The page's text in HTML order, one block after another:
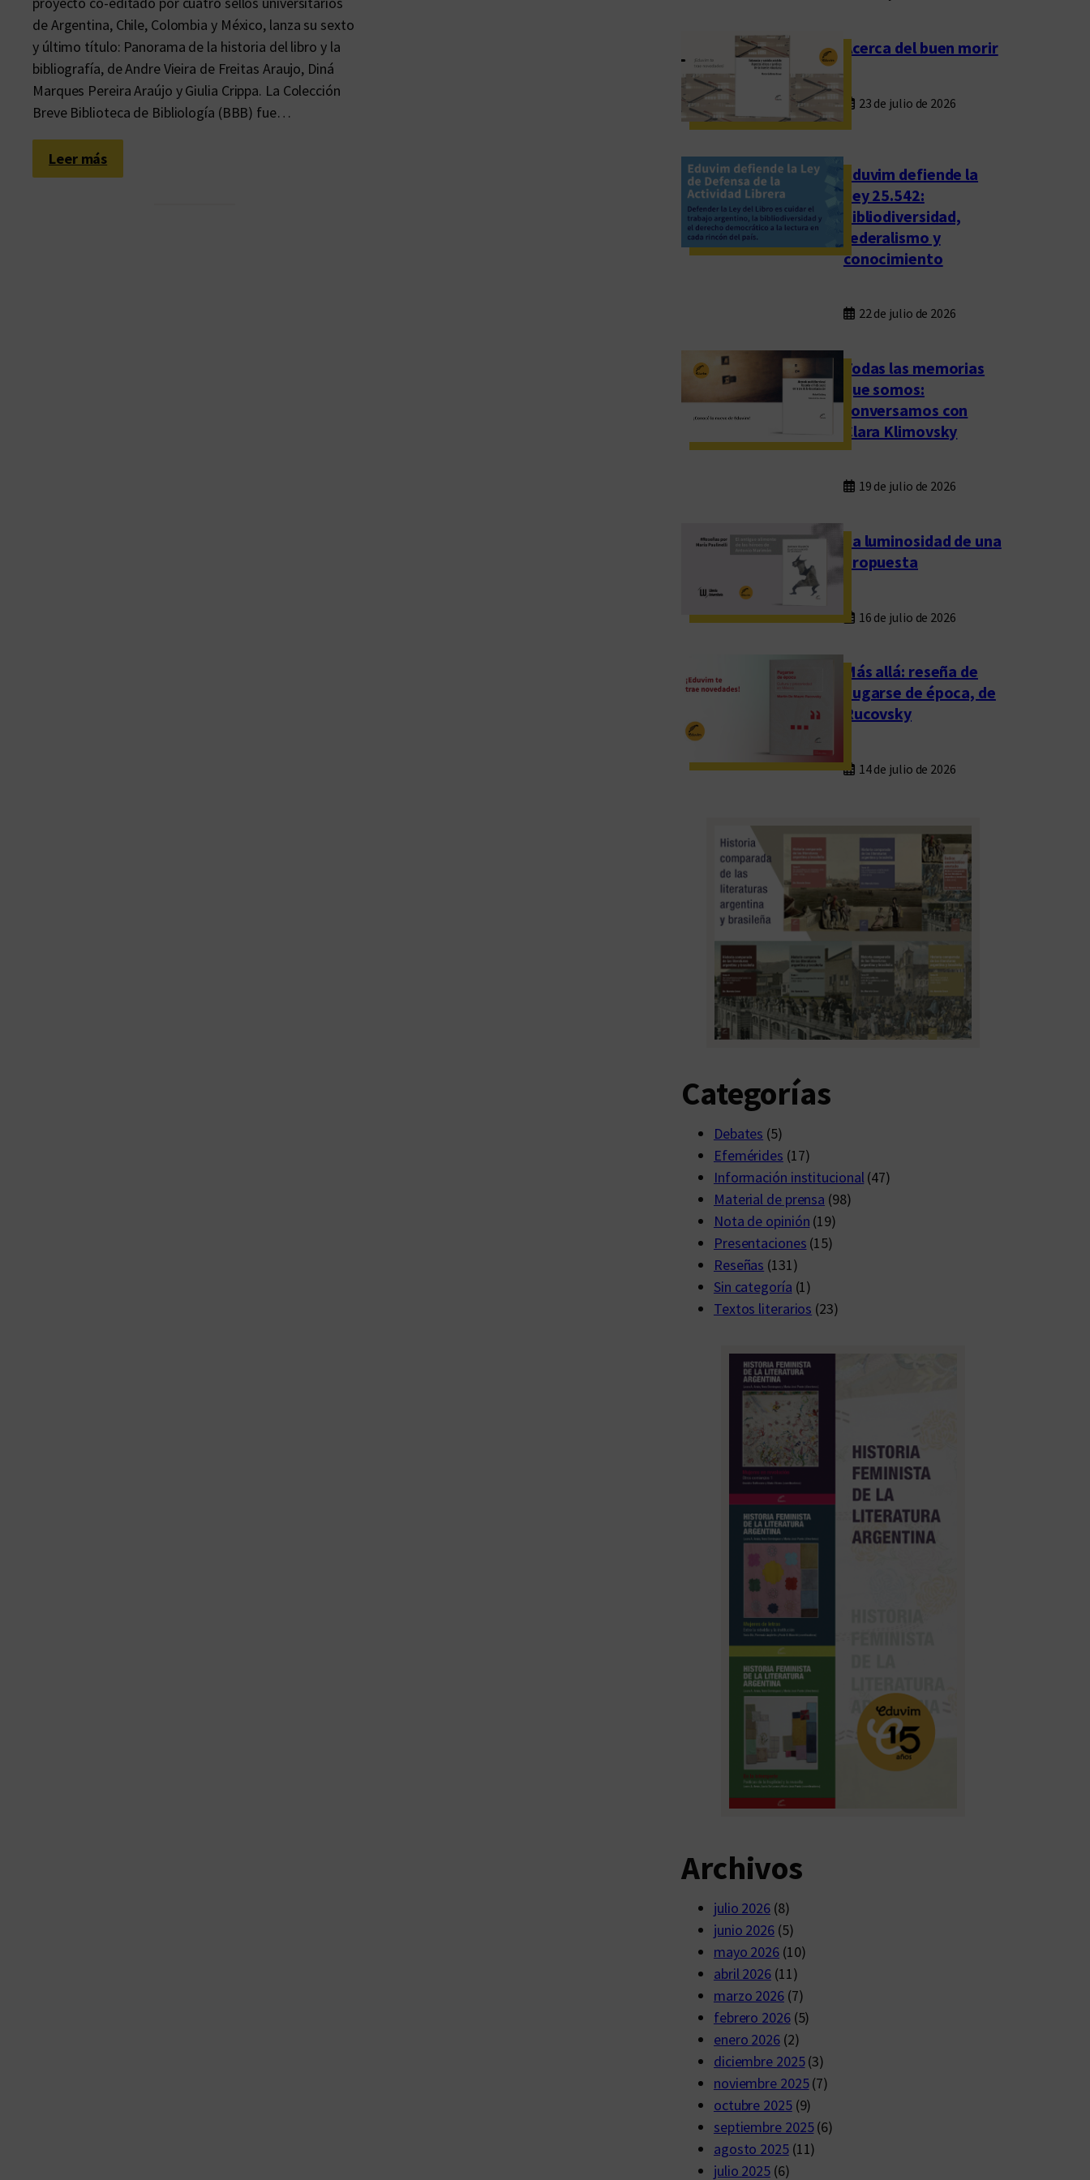
de Argentina, Chile, Colombia y México, lanza su sexto
y último título: Panorama de la historia del libro y la
bibliografía, de Andre Vieira de Freitas Araujo, Diná
Marques Pereira Araújo y Giulia Crippa. La Colección
Breve Biblioteca de Bibliología (BBB) fue…
Leer más:
E
Acerca del buen morir
23 de julio de 2026
Eduvim defiende la
Ley 25.542:
bibliodiversidad,
federalismo y
conocimiento
22 de julio de 2026
Todas las memorias
que somos:
conversamos con
Clara Klimovsky
19 de julio de 2026
La luminosidad de una
propuesta
16 de julio de 2026
Más allá: reseña de
Fugarse de época, de
Rucovsky
14 de julio de 2026
Categorías
Debates (5)
Efemérides (17)
Información institucional(47)
Material de prensa (98)
Nota de opinión (19)
Presentaciones (15)
Reseñas (131)
Sin categoría (1)
Textos literarios (23)
Archivos
julio 2026(8)
junio 2026(5)
mayo 2026 (10)
abril 2026(11)
marzo 2026(7)
febrero 2026(5)
enero 2026(2)
diciembre 2025(3)
noviembre 2025(7)
octubre 2025(9)
septiembre 2025(6)
agosto 2025(11)
julio 2025(6)